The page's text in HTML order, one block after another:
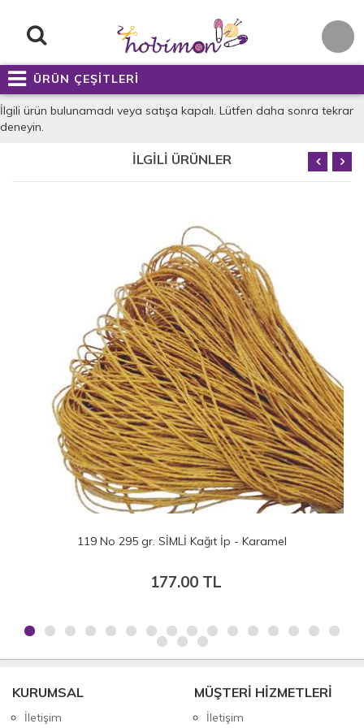
ÜRÜN ÇEŞİTLERİ
İlgili ürün bulunamadı veya satışa kapalı. Lütfen daha sonra tekrar
deneyin.
İLGİLİ ÜRÜNLER
119 No 295 gr. SİMLİ Kağıt İp - Karamel
177.00 TL
KURUMSAL
İletişim
MÜŞTERİ HİZMETLERİ
İletişim